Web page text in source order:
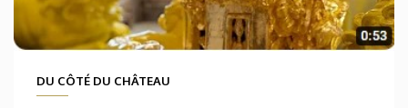
DU CÔTÉ DU CHÂTEAU